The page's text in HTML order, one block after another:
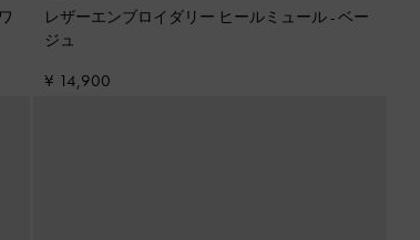
レザーエンブロイダリー ヒールミュール -ベー
ジュ
¥ 14,900